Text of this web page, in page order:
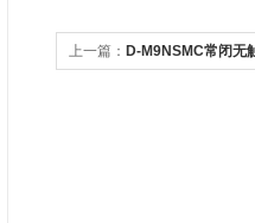
上一篇： D-M9NSMC常闭无